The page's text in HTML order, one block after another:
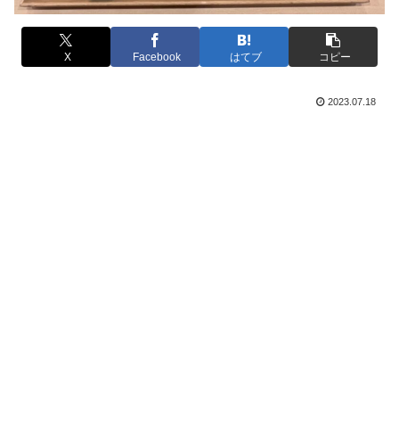
X Facebook はてブ コピー
2023.07.18